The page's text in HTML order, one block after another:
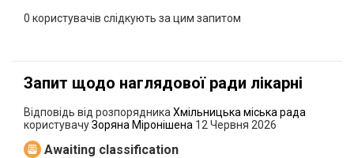
0 користувачів слідкують за цим запитом
Запит щодо наглядової ради лікарні
Відповідь від розпорядника Хмільницька міська рада
користувачуЗоряна Міронішена 12 Червня 2026
Awaiting classification